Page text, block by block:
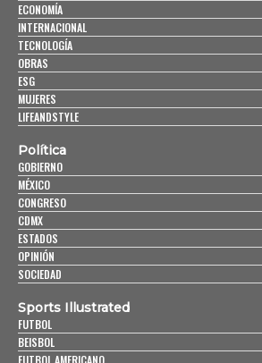
ECONOMÍA
INTERNACIONAL
TECNOLOGÍA
OBRAS
ESG
MUJERES
LIFEANDSTYLE
Política
GOBIERNO
MÉXICO
CONGRESO
CDMX
ESTADOS
OPINIÓN
SOCIEDAD
Sports Illustrated
FUTBOL
BEISBOL
FUTBOL AMERICANO